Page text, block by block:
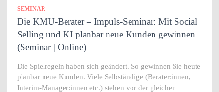
SEMINAR
Die KMU-Berater – Impuls-Seminar: Mit Social
Selling und KI planbar neue Kunden gewinnen
(Seminar | Online)
Die Spielregeln haben sich geändert. So gewinnen Sie heute
planbar neue Kunden. Viele Selbständige (Berater:innen,
Interim-Manager:innen etc.) stehen vor der gleichen